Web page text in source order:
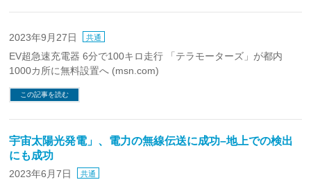
2023年9月27日 共通
EV超急速充電器 6分で100キロ走行 「テラモーターズ」が都内
1000カ所に無料設置へ (msn.com)
この記事を読む
宇宙太陽光発電」、電力の無線伝送に成功–地上での検出
にも成功
2023年6月7日 共通